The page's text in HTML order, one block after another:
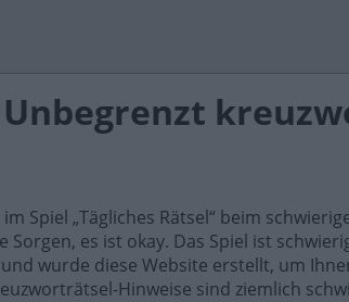
Spiel „Tägliches Rätsel“ beim
Sorgen, es ist okay. Das Spiel ist
wurde diese Website erstellt, um
Hinweise sind ziemlich